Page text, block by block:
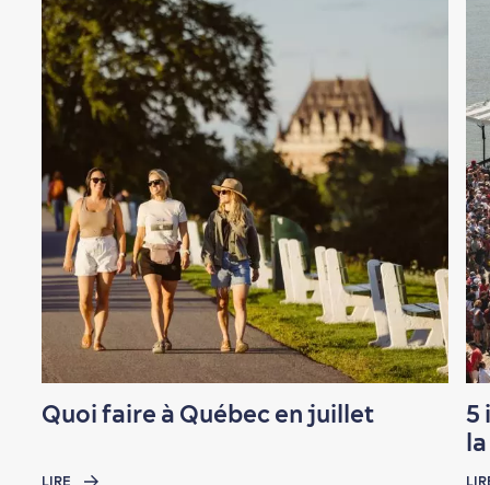
En famille
Quoi faire à Québec en juillet
LIRE
5